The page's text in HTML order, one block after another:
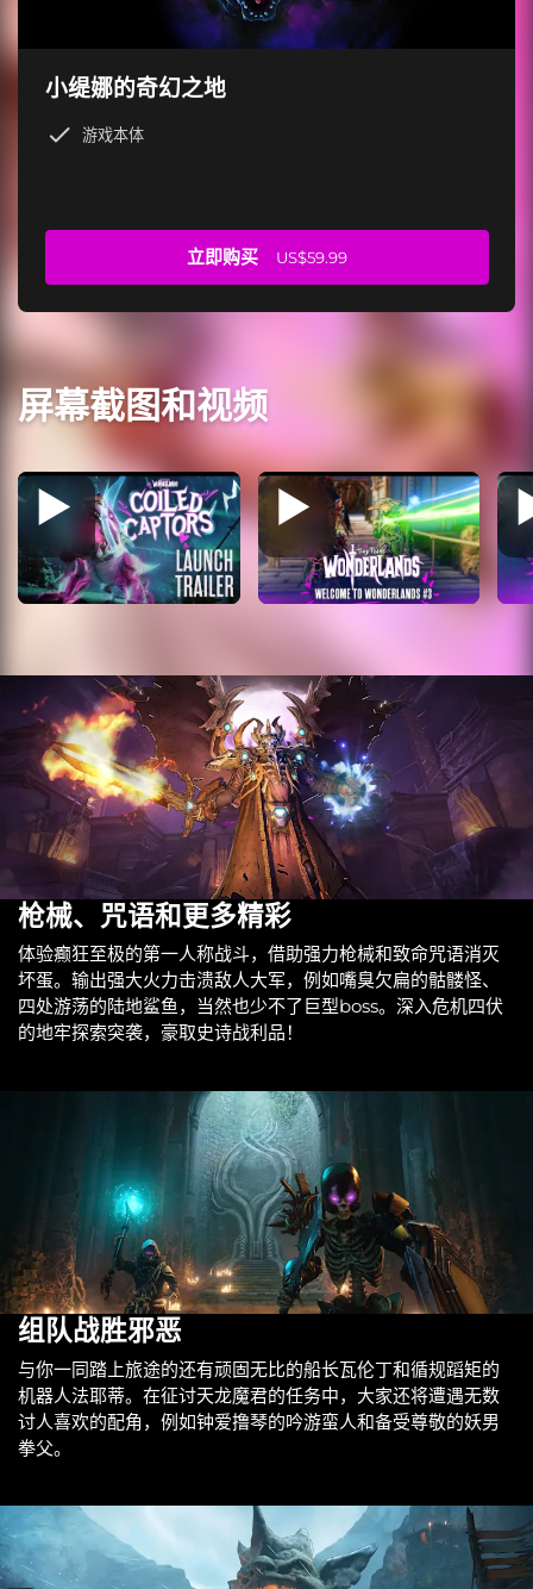
小缇娜的奇幻之地
游戏本体
立即购买 US$59.99
屏幕截图和视频
枪械、咒语和更多精彩
体验癫狂至极的第一人称战斗，借助强力枪械和致命咒语消灭
坏蛋。输出强大火力击溃敌人大军，例如嘴臭欠扁的骷髅怪、
四处游荡的陆地鲨鱼，当然也少不了巨型boss。深入危机四伏
的地牢探索突袭，豪取史诗战利品！
组队战胜邪恶
与你一同踏上旅途的还有顽固无比的船长瓦伦丁和循规蹈矩的
机器人法耶蒂。在征讨天龙魔君的任务中，大家还将遭遇无数
讨人喜欢的配角，例如钟爱撸琴的吟游蛮人和备受尊敬的妖男
拳父。